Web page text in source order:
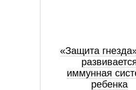
«Защита
иммунная
ребенка